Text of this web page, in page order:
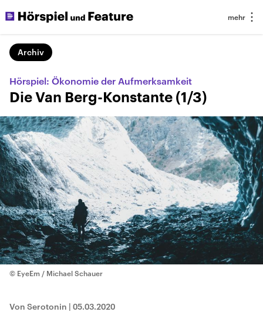
Archiv
Hörspiel: Ökonomie der Aufmerksamkeit
Die Van Berg-Konstante (1/3)
© EyeEm / Michael Schauer
Von Serotonin | 05.03.2020